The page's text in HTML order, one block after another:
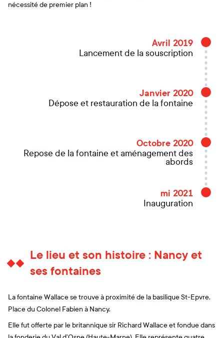
nécessité de premier plan !
Avril 2019
Lancement de la souscription
Janvier 2020
Dépose et restauration de la fontaine
Octobre 2020
Repose de la fontaine et aménagement des
abords
mi 2021
Inauguration
Le lieu et son histoire : Nancy et
ses fontaines
La fontaine Wallace se trouve à proximité de la basilique St-Epvre,
Place du Colonel Fabien à Nancy.
Elle fut offerte par le britannique sir Richard Wallace et fondue dans